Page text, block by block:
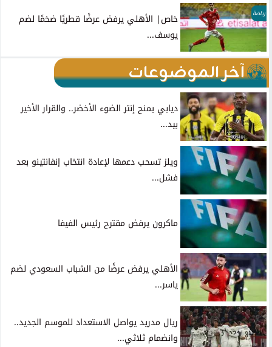
رياضة
خاص| الأهلي يرفض عرضًا قطريًا ضخمًا لضم
يوسف...
آخر الموضوعات
ديابي يمنح إنتر الضوء الأخضر.. والقرار الأخير
بيد...
ويلز تسحب دعمها لإعادة انتخاب إنفانتينو بعد
فشل...
ماكرون يرفض مقترح رئيس الفيفا
الأهلي يرفض عرضًا من الشباب السعودي لضم
ياسر...
ريال مدريد يواصل الاستعداد للموسم الجديد..
وانضمام ثلاثي...